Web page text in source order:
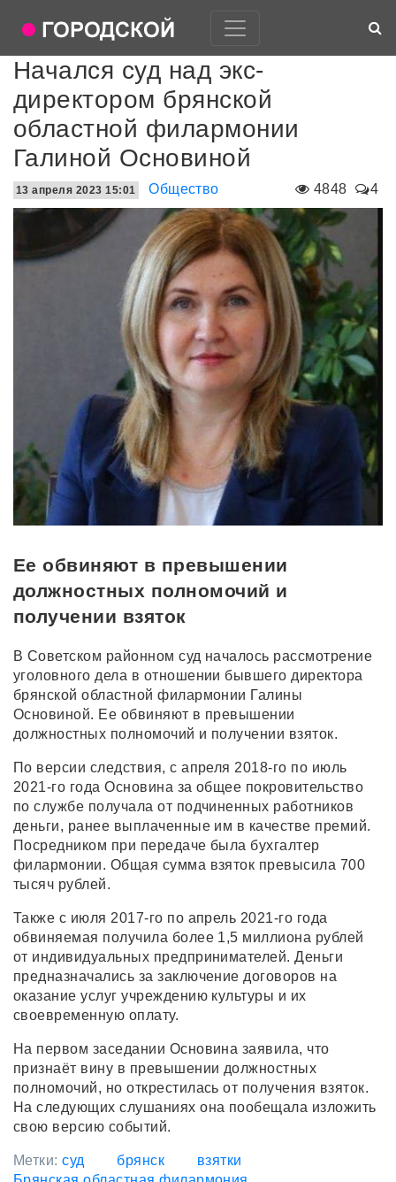
Начался суд над экс-
директором брянской
областной филармонии
Галиной Основиной
4848 4
13 апреля 2023 15:01 Общество
Ее обвиняют в превышении
должностных полномочий и
получении взяток
В Советском районном суд началось рассмотрение
уголовного дела в отношении бывшего директора
брянской областной филармонии Галины
Основиной. Ее обвиняют в превышении
должностных полномочий и получении взяток.
По версии следствия, с апреля 2018-го по июль
2021-го года Основина за общее покровительство
по службе получала от подчиненных работников
деньги, ранее выплаченные им в качестве премий.
Посредником при передаче была бухгалтер
филармонии. Общая сумма взяток превысила 700
тысяч рублей.
Также с июля 2017-го по апрель 2021-го года
обвиняемая получила более 1,5 миллиона рублей
от индивидуальных предпринимателей. Деньги
предназначались за заключение договоров на
оказание услуг учреждению культуры и их
своевременную оплату.
На первом заседании Основина заявила, что
признаёт вину в превышении должностных
полномочий, но открестилась от получения взяток.
На следующих слушаниях она пообещала изложить
свою версию событий.
Метки:суд брянск
взятки